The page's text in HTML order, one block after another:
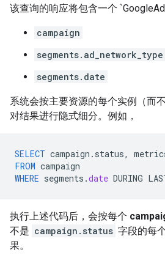
该查询的响应将包含一个
campaign
segments.ad_network_type
segments.date
系统会按主要资源的每个实例（而
对结果进行隐式细分。例如，
SELECT campaign . status,
FROM campaign
WHERE segments .date DURING
执行上述代码后，会按每个
不是 campaign.status 字段的每
果。